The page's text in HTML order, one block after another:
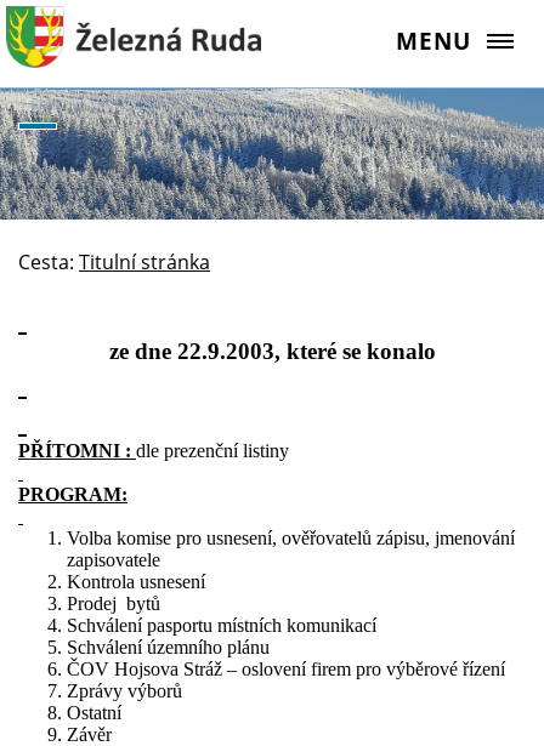
MENU
Cesta: Titulní stránka
ze dne 22.9.2003, které se konalo
PŘÍTOMNI : dle prezenční listiny
PROGRAM:
Volba komise pro usnesení, ověřovatelů zápisu, jmenování
zapisovatele
Kontrola usnesení
Prodej bytů
Schválení pasportu místních komunikací
Schválení územního plánu
ČOV Hojsova Stráž – oslovení firem pro výběrové řízení
Zprávy výborů
Ostatní
Závěr